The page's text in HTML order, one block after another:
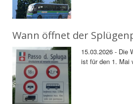
Wann öffnet der
15.03.2026 - Die
ist für den 1. Mai